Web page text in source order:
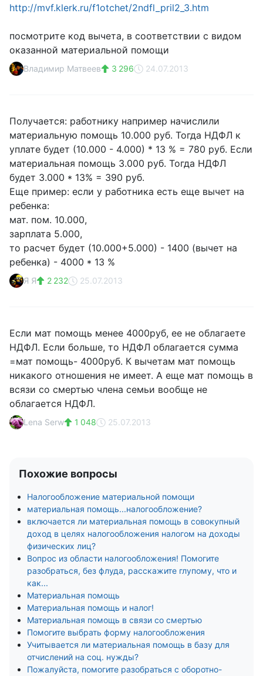
http://mvf.klerk.ru/f1otchet/2ndfl_pril2_3.htm
посмотрите код вычета, в соответствии с видом
оказанной материальной помощи
Владимир Матвеев 3 296 24.07.2013
Получается: работнику например начислили
материальную помощь 10.000 руб. Тогда НДФЛ к
уплате будет (10.000 - 4.000) * 13 % = 780 руб. Если
материальная помощь 3.000 руб. Тогда НДФЛ
будет 3.000 * 13% = 390 руб.
Еще пример: если у работника есть еще вычет на
ребенка:
мат. пом. 10.000,
зарплата 5.000,
то расчет будет (10.000+5.000) - 1400 (вычет на
ребенка) - 4000 * 13 %
Я Я 2 232 25.07.2013
Если мат помощь менее 4000руб, ее не облагаете
НДФЛ. Если больше, то НДФЛ облагается сумма
=мат помощь- 4000руб. К вычетам мат помощь
никакого отношения не имеет. А еще мат помощь в
всязи со смертью члена семьи вообще не
облагается НДФЛ.
Lena Serw 1 048 25.07.2013
Похожие вопросы
Налогообложение материальной помощи
материальная помощь...налогообложение?
включается ли материальная помощь в совокупный
доход в целях налогообложения налогом на доходы
физических лиц?
Вопрос из области налогообложения! Помогите
разобраться, без флуда, расскажите глупому, что и
как...
Материальная помощь
Материальная помощь и налог!
Материальная помощь в связи со смертью
Помогите выбрать форму налогообложения
Учитывается ли материальная помощь в базу для
отчислений на соц. нужды?
Пожалуйста, помогите разобраться с оборотно-